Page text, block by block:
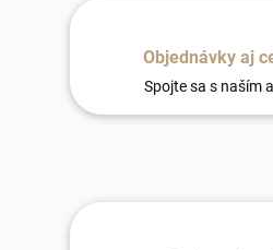
Objednávky aj
Spojte sa s naším